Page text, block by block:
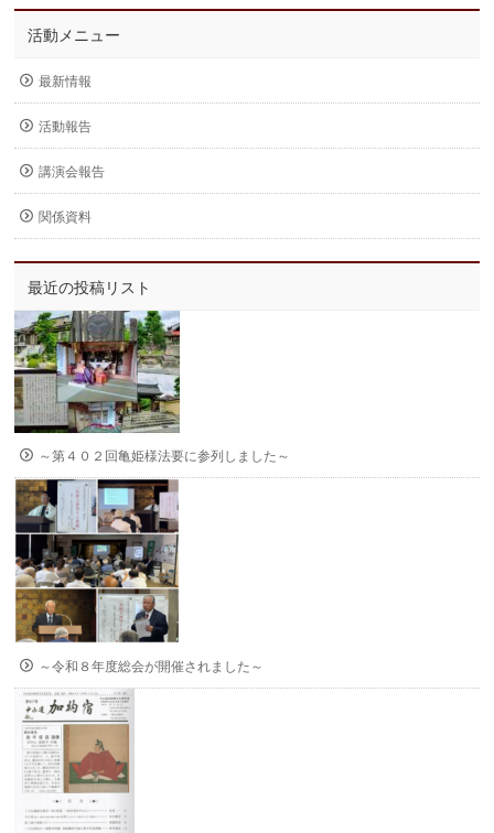
活動メニュー
最新情報
活動報告
講演会報告
関係資料
最近の投稿リスト
～第４０２回亀姫様法要に参列しました～
～令和８年度総会が開催されました～